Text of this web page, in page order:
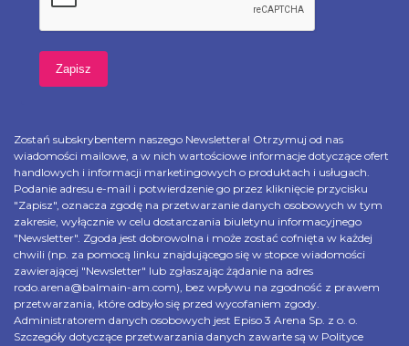
Zostań subskrybentem naszego Newslettera! Otrzymuj od nas
wiadomości mailowe, a w nich wartościowe informacje dotyczące ofert
handlowych i informacji marketingowych o produktach i usługach.
Podanie adresu e-mail i potwierdzenie go przez kliknięcie przycisku
"Zapisz", oznacza zgodę na przetwarzanie danych osobowych w tym
zakresie, wyłącznie w celu dostarczania biuletynu informacyjnego
"Newsletter". Zgoda jest dobrowolna i może zostać cofnięta w każdej
chwili (np. za pomocą linku znajdującego się w stopce wiadomości
zawierającej "Newsletter" lub zgłaszając żądanie na adres
rodo.arena@balmain-am.com), bez wpływu na zgodność z prawem
przetwarzania, które odbyło się przed wycofaniem zgody.
Administratorem danych osobowych jest Episo 3 Arena Sp. z o. o.
Szczegóły dotyczące przetwarzania danych zawarte są w Polityce